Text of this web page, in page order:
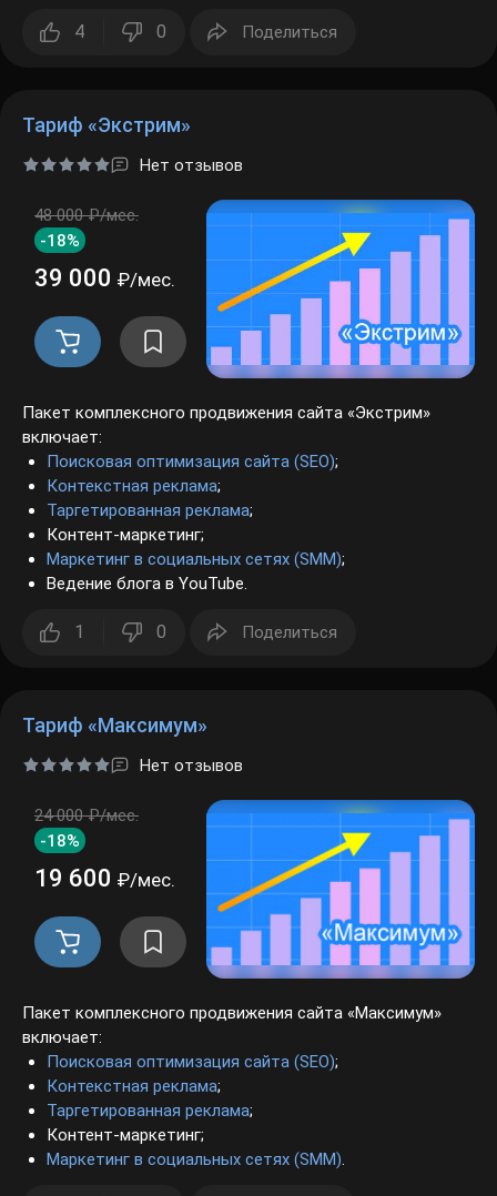
4 0 Поделиться
Тариф «Экстрим»
Нет отзывов
48 000 ₽/мес.
-18%
39 000 ₽/мес.
Пакет комплексного продвижения сайта «Экстрим»
включает:
Поисковая оптимизация сайта (SEO);
Контекстная реклама;
Таргетированная реклама;
Контент-маркетинг;
Маркетинг в социальных сетях (SMM);
Ведение блога в YouTube.
1 0 Поделиться
Тариф «Максимум»
Нет отзывов
24 000 ₽/мес.
-18%
19 600 ₽/мес.
Пакет комплексного продвижения сайта «Максимум»
включает:
Поисковая оптимизация сайта (SEO);
Контекстная реклама;
Таргетированная реклама;
Контент-маркетинг;
Маркетинг в социальных сетях (SMM).